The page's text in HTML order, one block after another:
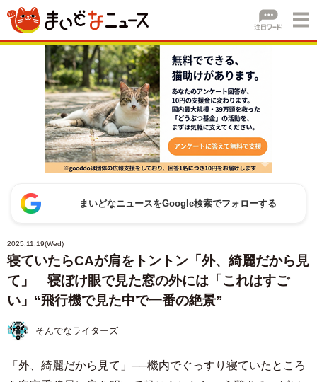
まいどなニュースをGoogle検索でフォローする
2025.11.19(Wed)
寝ていたらCAが肩をトントン「外、綺麗だから見
て」 寝ぼけ眼で見た窓の外には「これはすご
い」“飛行機で見た中で一番の絶景”
そんでなライターズ
「外、綺麗だから見て」──機内でぐっすり寝ていたところ